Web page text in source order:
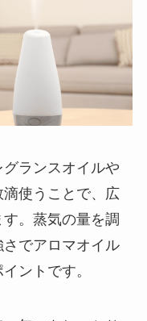
ランスオイルや
使うことで、広
。蒸気の量を調
でアロマオイル
ントです。